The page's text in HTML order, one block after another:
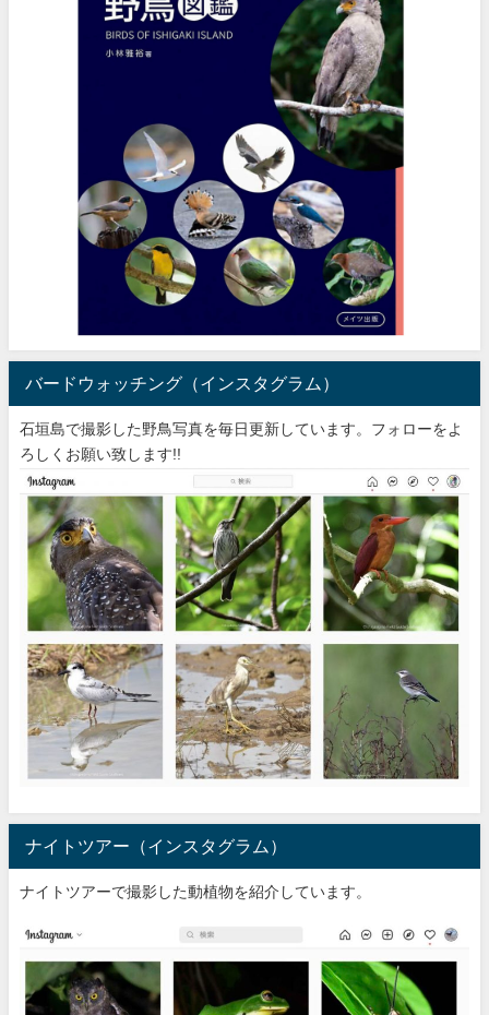
バードウォッチング（インスタグラム）
石垣島で撮影した野鳥写真を毎日更新しています。フォローをよ
ろしくお願い致します!!
ナイトツアー（インスタグラム）
ナイトツアーで撮影した動植物を紹介しています。